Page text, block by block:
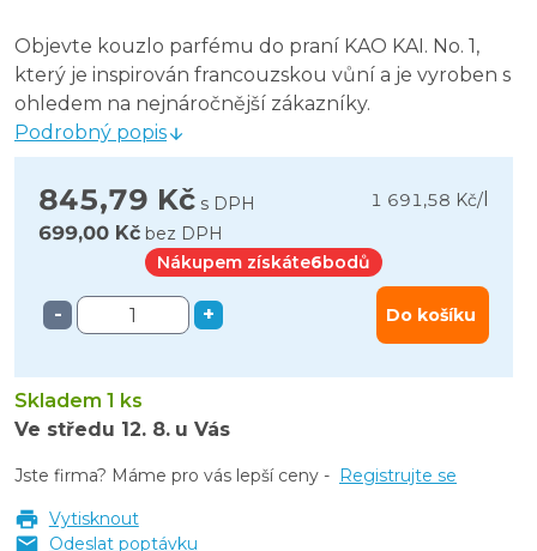
Objevte kouzlo parfému do praní KAO KAI. No. 1,
který je inspirován francouzskou vůní a je vyroben s
ohledem na nejnáročnější zákazníky.
Podrobný popis
845,79 Kč s DPH 1 691,58 Kč/
699,00 Kč bez DPH
Nákupem získáte6bodů
- + Do košíku
Skladem 1 ks
Ve středu 12. 8. u Vás
Jste firma? Máme pro vás lepší ceny - Registrujte se
Vytisknout
Odeslat poptávku